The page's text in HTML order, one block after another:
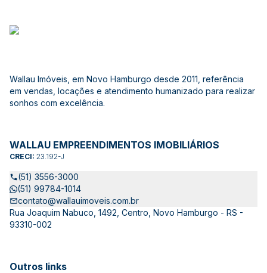
Wallau Imóveis, em Novo Hamburgo desde 2011, referência
em vendas, locações e atendimento humanizado para realizar
sonhos com excelência.
WALLAU EMPREENDIMENTOS IMOBILIÁRIOS
CRECI: 23.192-J
(51) 3556-3000
(51) 99784-1014
contato@wallauimoveis.com.br
Rua Joaquim Nabuco, 1492, Centro, Novo Hamburgo - RS -
93310-002
Outros links